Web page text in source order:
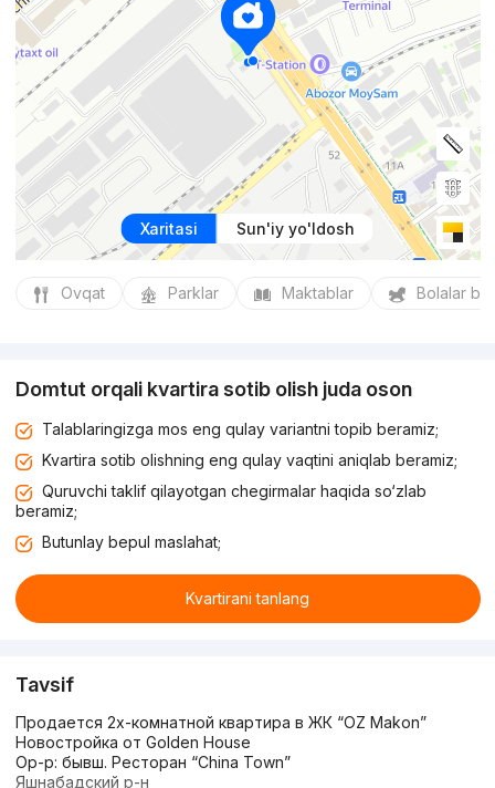
Xaritasi Sun'iy yo'ldosh
Ovqat Parklar Maktablar Bolalar
Domtut orqali kvartira sotib olish juda oson
Talablaringizga mos eng qulay variantni topib beramiz;
Kvartira sotib olishning eng qulay vaqtini aniqlab beramiz;
Quruvchi taklif qilayotgan chegirmalar haqida so‘zlab
beramiz;
Butunlay bepul maslahat;
Kvartirani tanlang
Tavsif
Продается 2х-комнатной квартира в ЖК “OZ Makon”
Новостройка от Golden House
Ор-р: бывш. Ресторан “China Town”
Яшнабадский р-н